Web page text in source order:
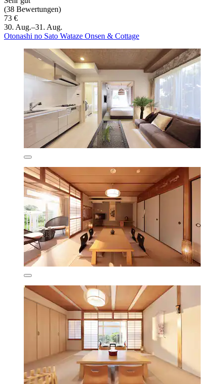
(38 Bewertungen)
73 €
30. Aug.–31. Aug.
Otonashi no Sato Wataze Onsen & Cottage